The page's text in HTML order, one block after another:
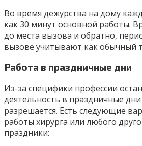
Во время дежурства на дому
как 30 минут основной работы.
до места вызова и обратно,
вызове учитывают как обычный
Работа в праздничные дни
Из-за специфики профессии
деятельность в праздничные
разрешается. Есть следующие
работы хирурга или любого
праздники: